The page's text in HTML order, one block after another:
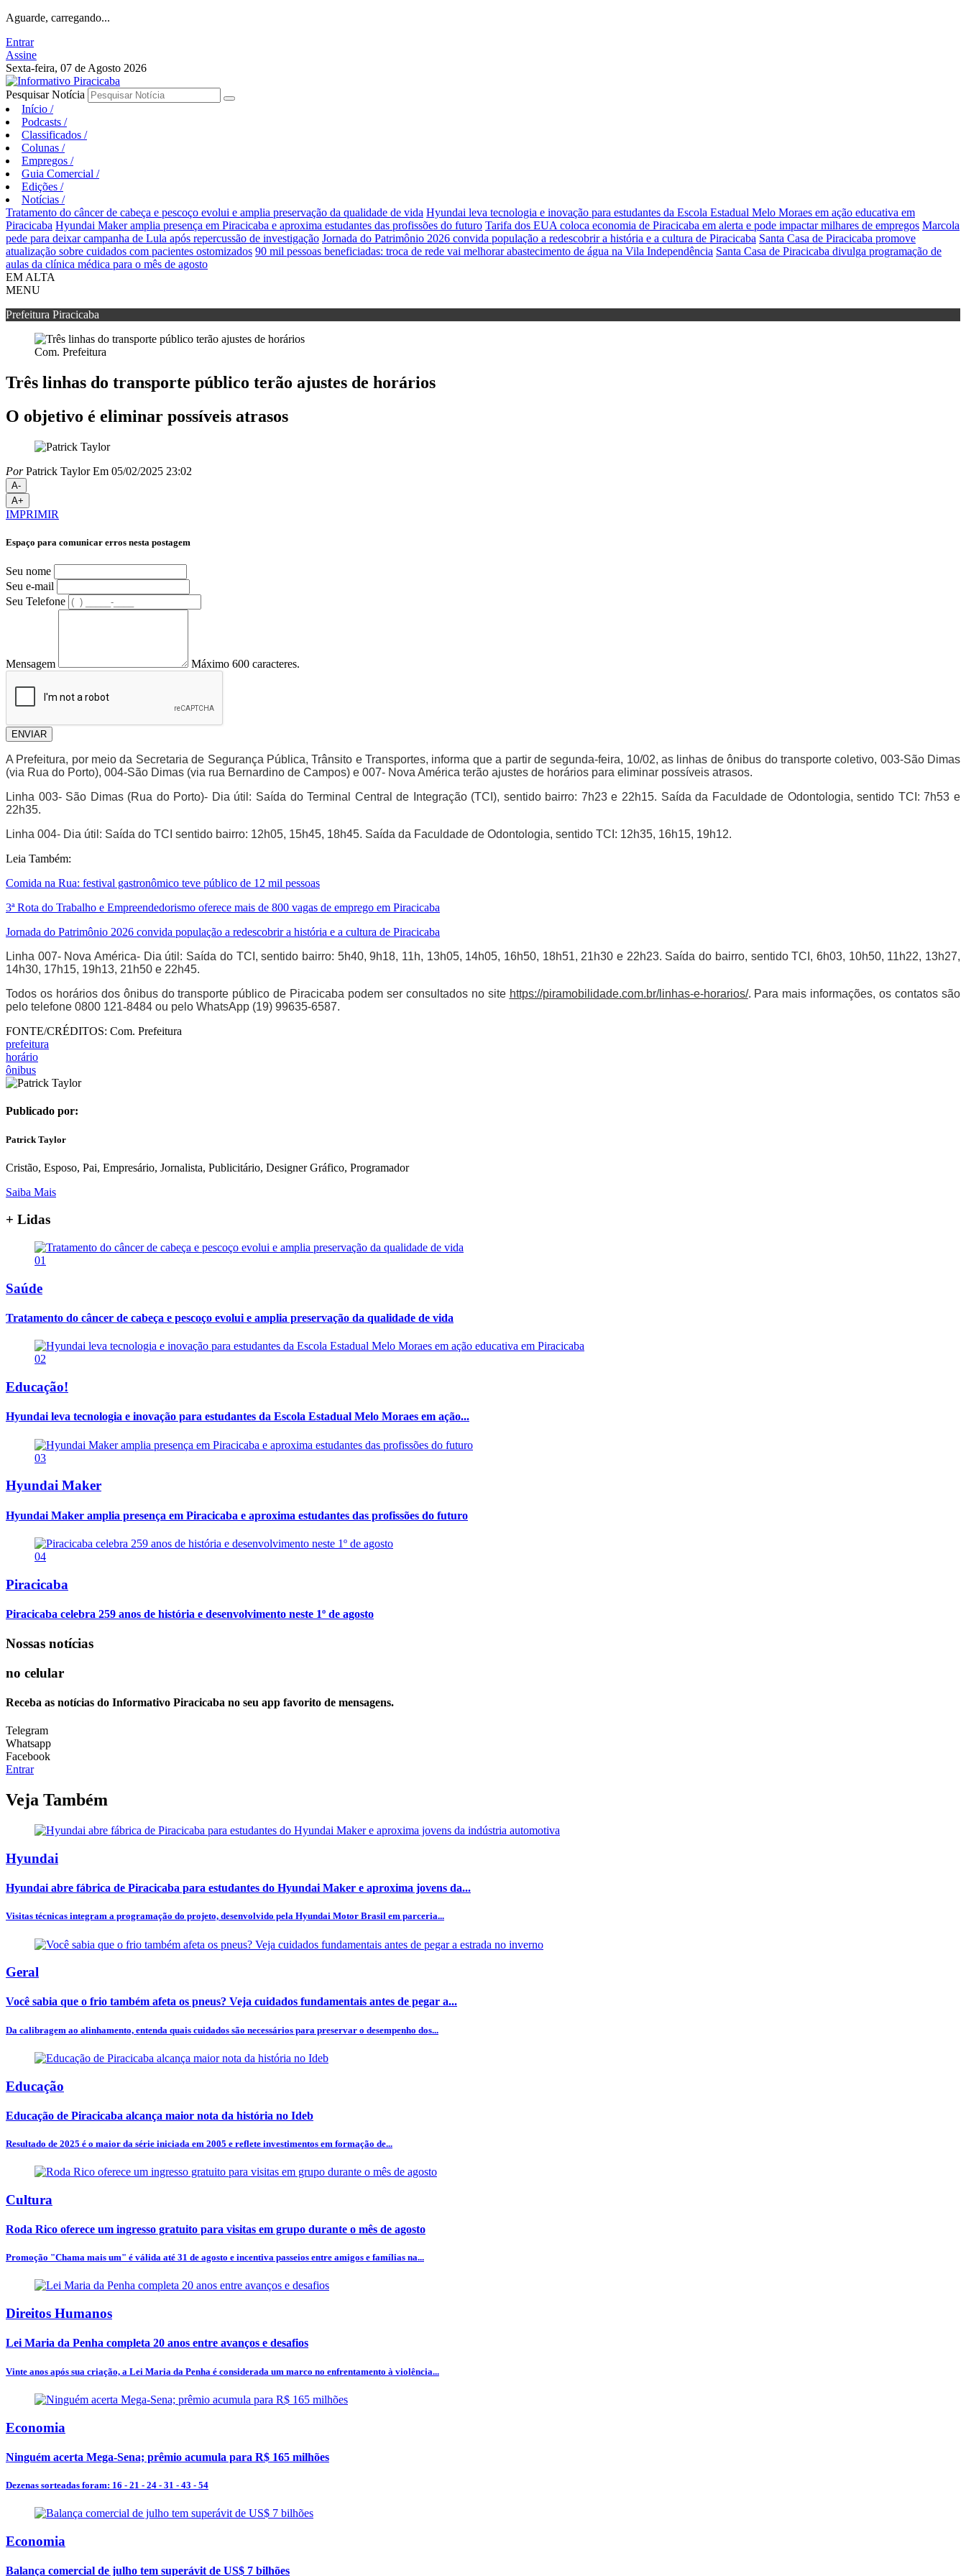
Aguarde, carregando...
Entrar
Assine
Sexta-feira, 07 de Agosto 2026
Pesquisar Notícia
Início /
Podcasts /
Classificados /
Colunas /
Empregos /
Guia Comercial /
Edições /
Notícias /
Tratamento do câncer de cabeça e pescoço evolui e amplia preservação da qualidade de vida Hyundai leva tecnologia e inovação para estudantes da Escola Estadual Melo Moraes em ação educativa em
Piracicaba Hyundai Maker amplia presença em Piracicaba e aproxima estudantes das profissões do futuro Tarifa dos EUA coloca economia de Piracicaba em alerta e pode impactar milhares de empregos Marcola
pede para deixar campanha de Lula após repercussão de investigação Jornada do Patrimônio 2026 convida população a redescobrir a história e a cultura de Piracicaba Santa Casa de Piracicaba promove
atualização sobre cuidados com pacientes ostomizados 90 mil pessoas beneficiadas: troca de rede vai melhorar abastecimento de água na Vila Independência Santa Casa de Piracicaba divulga programação de
aulas da clínica médica para o mês de agosto
EM ALTA
MENU
Prefeitura Piracicaba
Com. Prefeitura
Três linhas do transporte público terão ajustes de horários
O objetivo é eliminar possíveis atrasos
PorPatrick Taylor Em 05/02/2025 23:02
A-
A+
IMPRIMIR
Espaço para comunicar erros nesta postagem
Seu nome
Seu e-mail
Seu Telefone
Mensagem Máximo 600 caracteres.
ENVIAR
A Prefeitura, por meio da Secretaria de Segurança Pública, Trânsito e Transportes, informa que a partir de segunda-feira, 10/02, as linhas de ônibus do transporte coletivo, 003-São Dimas
(via Rua do Porto), 004-São Dimas (via rua Bernardino de Campos) e 007- Nova América terão ajustes de horários para eliminar possíveis atrasos.
Linha 003- São Dimas (Rua do Porto)- Dia útil: Saída do Terminal Central de Integração (TCI), sentido bairro: 7h23 e 22h15. Saída da Faculdade de Odontologia, sentido TCI: 7h53 e
22h35.
Linha 004- Dia útil: Saída do TCI sentido bairro: 12h05, 15h45, 18h45. Saída da Faculdade de Odontologia, sentido TCI: 12h35, 16h15, 19h12.
Leia Também:
Comida na Rua: festival gastronômico teve público de 12 mil pessoas
3ª Rota do Trabalho e Empreendedorismo oferece mais de 800 vagas de emprego em Piracicaba
Jornada do Patrimônio 2026 convida população a redescobrir a história e a cultura de Piracicaba
Linha 007- Nova América- Dia útil: Saída do TCI, sentido bairro: 5h40, 9h18, 11h, 13h05, 14h05, 16h50, 18h51, 21h30 e 22h23. Saída do bairro, sentido TCI, 6h03, 10h50, 11h22, 13h27,
14h30, 17h15, 19h13, 21h50 e 22h45.
Todos os horários dos ônibus do transporte público de Piracicaba podem ser consultados no site https://piramobilidade.com.br/linhas-e-horarios/. Para mais informações, os contatos são
pelo telefone 0800 121-8484 ou pelo WhatsApp (19) 99635-6587.
FONTE/CRÉDITOS: Com. Prefeitura
prefeitura
horário
ônibus
Publicado por:
Patrick Taylor
Cristão, Esposo, Pai, Empresário, Jornalista, Publicitário, Designer Gráfico, Programador
Saiba Mais
+ Lidas
01
Saúde
Tratamento do câncer de cabeça e pescoço evolui e amplia preservação da qualidade de vida
02
Educação!
Hyundai leva tecnologia e inovação para estudantes da Escola Estadual Melo Moraes em ação...
03
Hyundai Maker
Hyundai Maker amplia presença em Piracicaba e aproxima estudantes das profissões do futuro
04
Piracicaba
Piracicaba celebra 259 anos de história e desenvolvimento neste 1º de agosto
Nossas notícias
no celular
Receba as notícias do Informativo Piracicaba no seu app favorito de mensagens.
Telegram
Whatsapp
Facebook
Entrar
Veja Também
Hyundai
Hyundai abre fábrica de Piracicaba para estudantes do Hyundai Maker e aproxima jovens da...
Visitas técnicas integram a programação do projeto, desenvolvido pela Hyundai Motor Brasil em parceria...
Geral
Você sabia que o frio também afeta os pneus? Veja cuidados fundamentais antes de pegar a...
Da calibragem ao alinhamento, entenda quais cuidados são necessários para preservar o desempenho dos...
Educação
Educação de Piracicaba alcança maior nota da história no Ideb
Resultado de 2025 é o maior da série iniciada em 2005 e reflete investimentos em formação de...
Cultura
Roda Rico oferece um ingresso gratuito para visitas em grupo durante o mês de agosto
Promoção "Chama mais um" é válida até 31 de agosto e incentiva passeios entre amigos e famílias na...
Direitos Humanos
Lei Maria da Penha completa 20 anos entre avanços e desafios
Vinte anos após sua criação, a Lei Maria da Penha é considerada um marco no enfrentamento à violência...
Economia
Ninguém acerta Mega-Sena; prêmio acumula para R$ 165 milhões
Dezenas sorteadas foram: 16 - 21 - 24 - 31 - 43 - 54
Economia
Balança comercial de julho tem superávit de US$ 7 bilhões